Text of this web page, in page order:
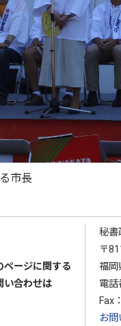
市長
ページに関する
い合わせは
秘書
〒
福岡
電話
Fax
お